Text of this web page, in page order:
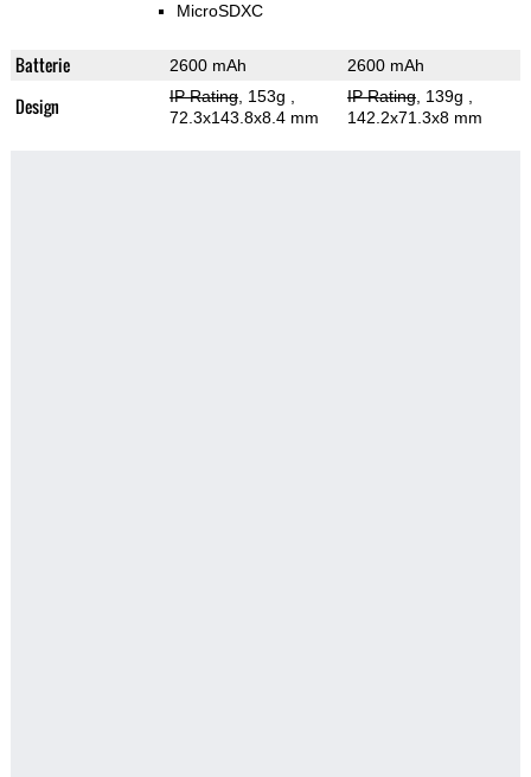
MicroSDXC
Batterie 2600 mAh 2600 mAh
Design IP Rating, 153g
72.3x143.8x8.4 mm
IP Rating, 139g
142.2x71.3x8 mm